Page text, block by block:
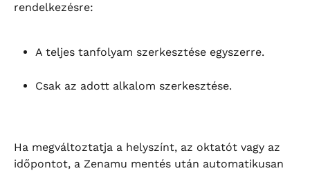
rendelkezésre:
A teljes tanfolyam szerkesztése egyszerre.
Csak az adott alkalom szerkesztése.
Ha megváltoztatja a helyszínt, az oktatót vagy az
időpontot, a Zenamu mentés után automatikusan